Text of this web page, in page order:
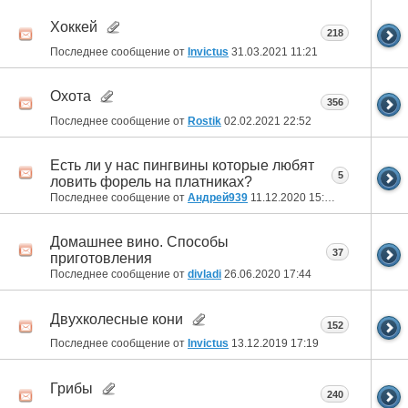
Хоккей
Последнее сообщение от Invictus 31.03.2021 11:21
218
Охота
Последнее сообщение от Rostik 02.02.2021 22:52
356
Есть ли у нас пингвины которые любят
ловить форель на платниках?
Последнее сообщение от Андрей939 11.12.2020 15:25
5
Домашнее вино. Способы
приготовления
Последнее сообщение от divladi 26.06.2020 17:44
37
Двухколесные кони
Последнее сообщение от Invictus 13.12.2019 17:19
152
Грибы 240